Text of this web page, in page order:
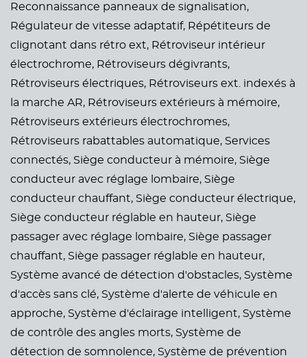
Reconnaissance panneaux de signalisation,
Régulateur de vitesse adaptatif, Répétiteurs de
clignotant dans rétro ext, Rétroviseur intérieur
électrochrome, Rétroviseurs dégivrants,
Rétroviseurs électriques, Rétroviseurs ext. indexés à
la marche AR, Rétroviseurs extérieurs à mémoire,
Rétroviseurs extérieurs électrochromes,
Rétroviseurs rabattables automatique, Services
connectés, Siège conducteur à mémoire, Siège
conducteur avec réglage lombaire, Siège
conducteur chauffant, Siège conducteur électrique,
Siège conducteur réglable en hauteur, Siège
passager avec réglage lombaire, Siège passager
chauffant, Siège passager réglable en hauteur,
Système avancé de détection d'obstacles, Système
d'accès sans clé, Système d'alerte de véhicule en
approche, Système d'éclairage intelligent, Système
de contrôle des angles morts, Système de
détection de somnolence, Système de prévention